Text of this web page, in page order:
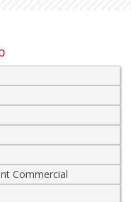
Commercial